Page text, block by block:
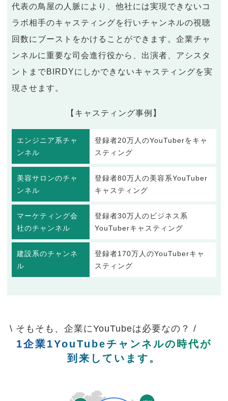
代表の鳥屋の人脈により、他社には実現できないコ
ラボ相手のキャスティングを行いチャンネルの視聴
回数にブーストをかけることができます。企業チャ
ンネルに重要な司会進行役から、出演者、アシスタ
ントまでBIRDYにしかできないキャスティングを実
現させます。
【キャスティング事例】
エンジニア系チャ
ンネル
登録者20万人のYouTuberをキャ
スティング
美容サロンのチャ
ンネル
登録者80万人の美容系YouTuber
キャスティング
マーケティング会
社のチャンネル
登録者30万人のビジネス系
YouTuberキャスティング
建設系のチャンネ
ル
登録者170万人のYouTuberキャ
スティング
\ そもそも、企業にYouTubeは必要なの？ /
1企業1YouTubeチャンネルの時代が
到来しています。